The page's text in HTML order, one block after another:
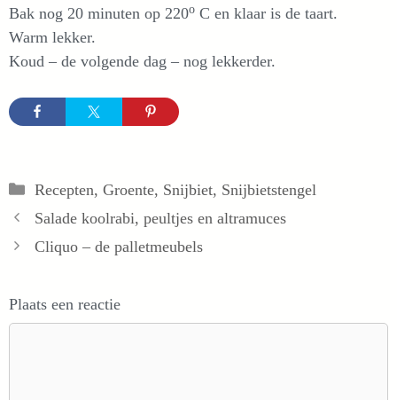
Bak nog 20 minuten op 220o C en klaar is de taart.
Warm lekker.
Koud – de volgende dag – nog lekkerder.
Categorieën
Recepten, Groente, Snijbiet, Snijbietstengel
Salade koolrabi, peultjes en altramuces
Cliquo – de palletmeubels
Plaats een reactie